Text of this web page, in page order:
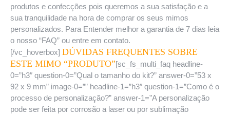
produtos e confecções pois queremos a sua satisfação e a
sua tranquilidade na hora de comprar os seus mimos
personalizados. Para Entender melhor a garantia de 7 dias leia
o nosso “FAQ” ou entre em contato.
[/vc_hoverbox] DÚVIDAS FREQUENTES SOBRE
ESTE MIMO “PRODUTO”[sc_fs_multi_faq headline-
0=”h3″ question-0=”Qual o tamanho do kit?” answer-0=”53 x
92 x 9 mm” image-0=”” headline-1=”h3″ question-1=”Como é o
processo de personalização?” answer-1=”A personalização
pode ser feita por corrosão a laser ou por sublimação